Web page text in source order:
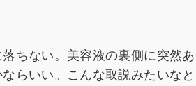
ちない。美容液の裏側に突然
らいい。こんな取説みたいな